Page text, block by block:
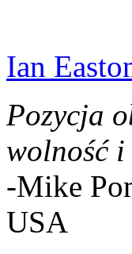
Ian
Pozycja
wolność i
-Mike
USA